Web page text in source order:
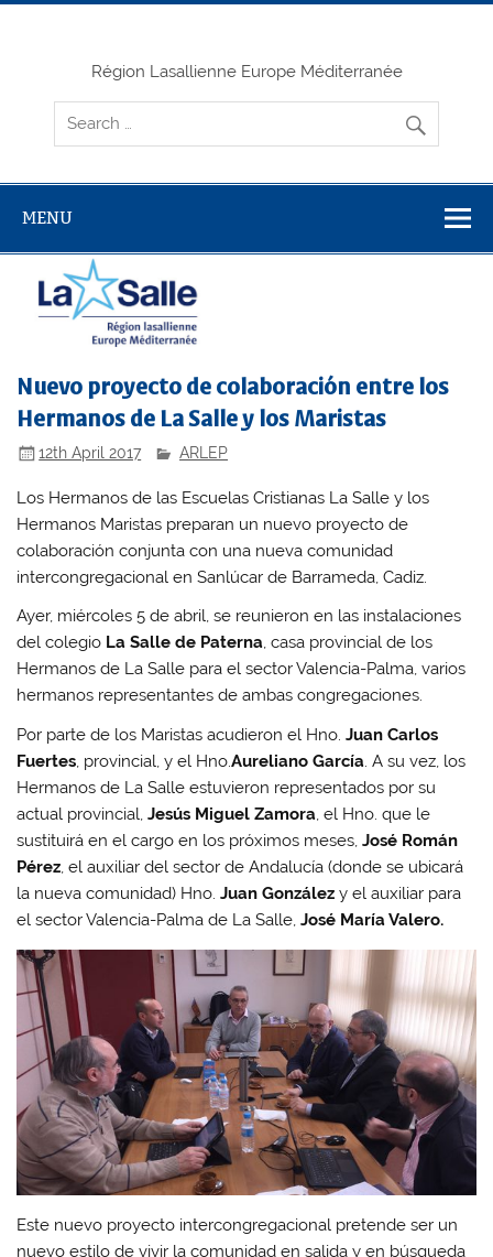
Skip
Région Lasallienne Europe Méditerranée
MENU
Nuevo proyecto de colaboración entre los
Hermanos de La Salle y los Maristas
12th April 2017 ARLEP
Los Hermanos de las Escuelas Cristianas La Salle y los
Hermanos Maristas preparan un nuevo proyecto de
colaboración conjunta con una nueva comunidad
intercongregacional en Sanlúcar de Barrameda, Cadiz.
Ayer, miércoles 5 de abril, se reunieron en las instalaciones
del colegio La Salle de Paterna, casa provincial de los
Hermanos de La Salle para el sector Valencia-Palma, varios
hermanos representantes de ambas congregaciones.
Por parte de los Maristas acudieron el Hno.Juan Carlos
Fuertes, provincial, y el Hno.Aureliano García. A su vez, los
Hermanos de La Salle estuvieron representados por su
actual provincial,Jesús Miguel Zamora, el Hno. que le
sustituirá en el cargo en los próximos meses,José Román
Pérez, el auxiliar del sector de Andalucía (donde se ubicará
la nueva comunidad) Hno.Juan González y el auxiliar para
el sector Valencia-Palma de La Salle,José María Valero.
Este nuevo proyecto intercongregacional pretende ser un
nuevo estilo de vivir la comunidad en salida y en búsqueda